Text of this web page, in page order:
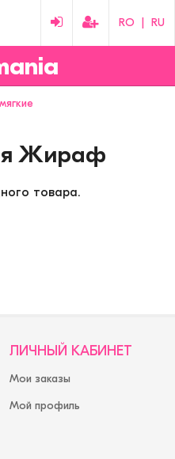
RO RU
Жираф
товара.
ЛИЧНЫЙ КАБИНЕТ
Мои заказы
Мой профиль